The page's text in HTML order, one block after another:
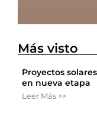
Más visto
Proyectos
en nueva etapa
Leer Más >>